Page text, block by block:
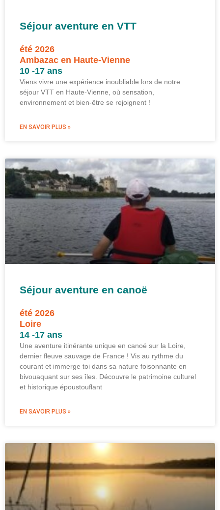
Séjour aventure en VTT
été 2026
Ambazac en Haute-Vienne
10 -17 ans
Viens vivre une expérience inoubliable lors de notre
séjour VTT en Haute-Vienne, où sensation,
environnement et bien-être se rejoignent !
EN SAVOIR PLUS »
Séjour aventure en canoë
été 2026
Loire
14 -17 ans
Une aventure itinérante unique en canoë sur la Loire,
dernier fleuve sauvage de France ! Vis au rythme du
courant et immerge toi dans sa nature foisonnante en
bivouaquant sur ses îles. Découvre le patrimoine culturel
et historique époustouflant
EN SAVOIR PLUS »